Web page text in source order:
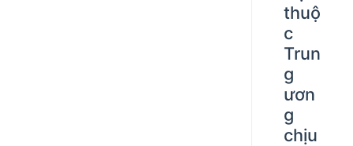
thuộ
c
Trun
g
ươn
g
chịu